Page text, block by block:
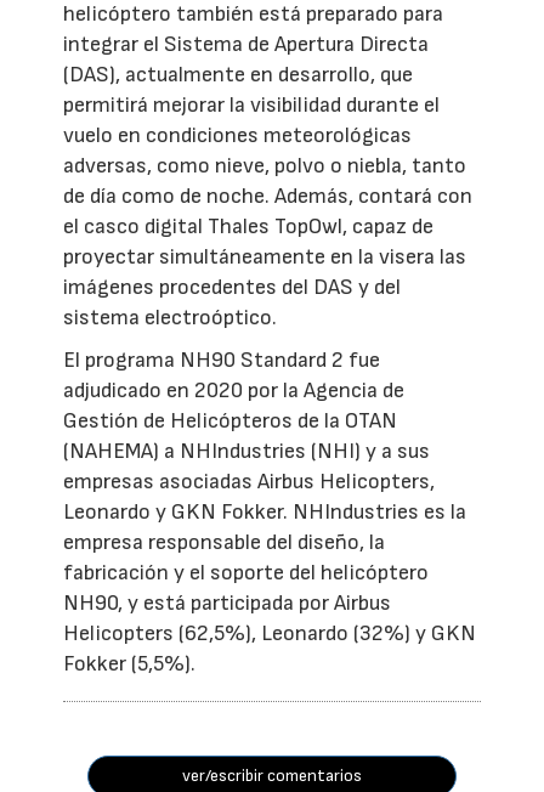
helicóptero también está preparado para
integrar el Sistema de Apertura Directa
(DAS), actualmente en desarrollo, que
permitirá mejorar la visibilidad durante el
vuelo en condiciones meteorológicas
adversas, como nieve, polvo o niebla, tanto
de día como de noche. Además, contará con
el casco digital Thales TopOwl, capaz de
proyectar simultáneamente en la visera las
imágenes procedentes del DAS y del
sistema electroóptico.
El programa NH90 Standard 2 fue
adjudicado en 2020 por la Agencia de
Gestión de Helicópteros de la OTAN
(NAHEMA) a NHIndustries (NHI) y a sus
empresas asociadas Airbus Helicopters,
Leonardo y GKN Fokker. NHIndustries es la
empresa responsable del diseño, la
fabricación y el soporte del helicóptero
NH90, y está participada por Airbus
Helicopters (62,5%), Leonardo (32%) y GKN
Fokker (5,5%).
ver/escribir comentarios